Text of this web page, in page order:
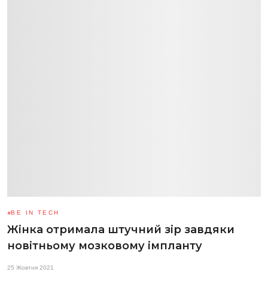
BE IN TECH
Жінка отримала штучний зір завдяки
новітньому мозковому імпланту
25 Жовтня 2021